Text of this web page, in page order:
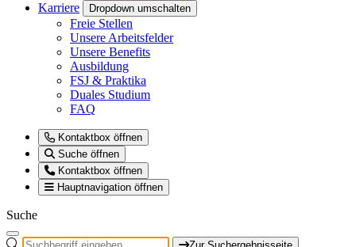
Karriere
Dropdown umschalten
Freie Stellen
Unsere Arbeitsfelder
Unsere Benefits
Ausbildung
FSJ & Praktika
Duales Studium
FAQ
Kontaktbox öffnen
Suche öffnen
Kontaktbox öffnen
Hauptnavigation öffnen
Suche